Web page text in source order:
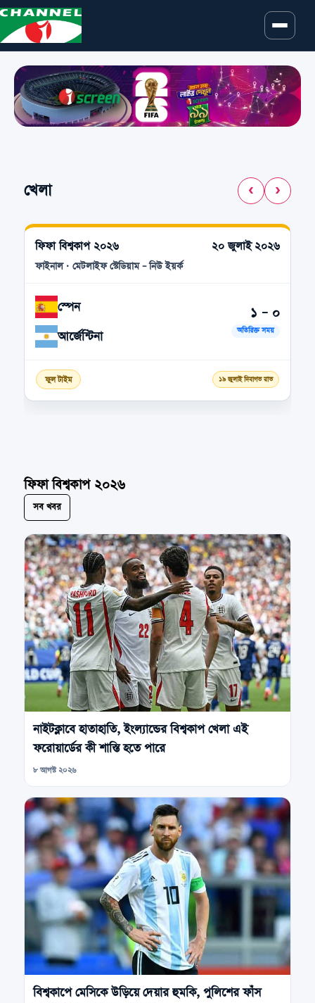
খেলা ‹ ›
ফিফা বিশ্বকাপ ২০২৬ ২০ জুলাই ২০২৬
ফাইনাল · মেটলাইফ স্টেডিয়াম – নিউ ইয়র্ক
স্পেন
আর্জেন্টিনা
১ – ০
অতিরিক্ত সময়
ফুল টাইম ১৯ জুলাই দিবাগত রাত
ফিফা বিশ্বকাপ ২০২৬
সব খবর
নাইটক্লাবে হাতাহাতি, ইংল্যান্ডের বিশ্বকাপ খেলা এই
ফরোয়ার্ডের কী শাস্তি হতে পারে
৮ আগস্ট ২০২৬
বিশ্বকাপে মেসিকে উড়িয়ে দেয়ার হুমকি, পুলিশের ফাঁস